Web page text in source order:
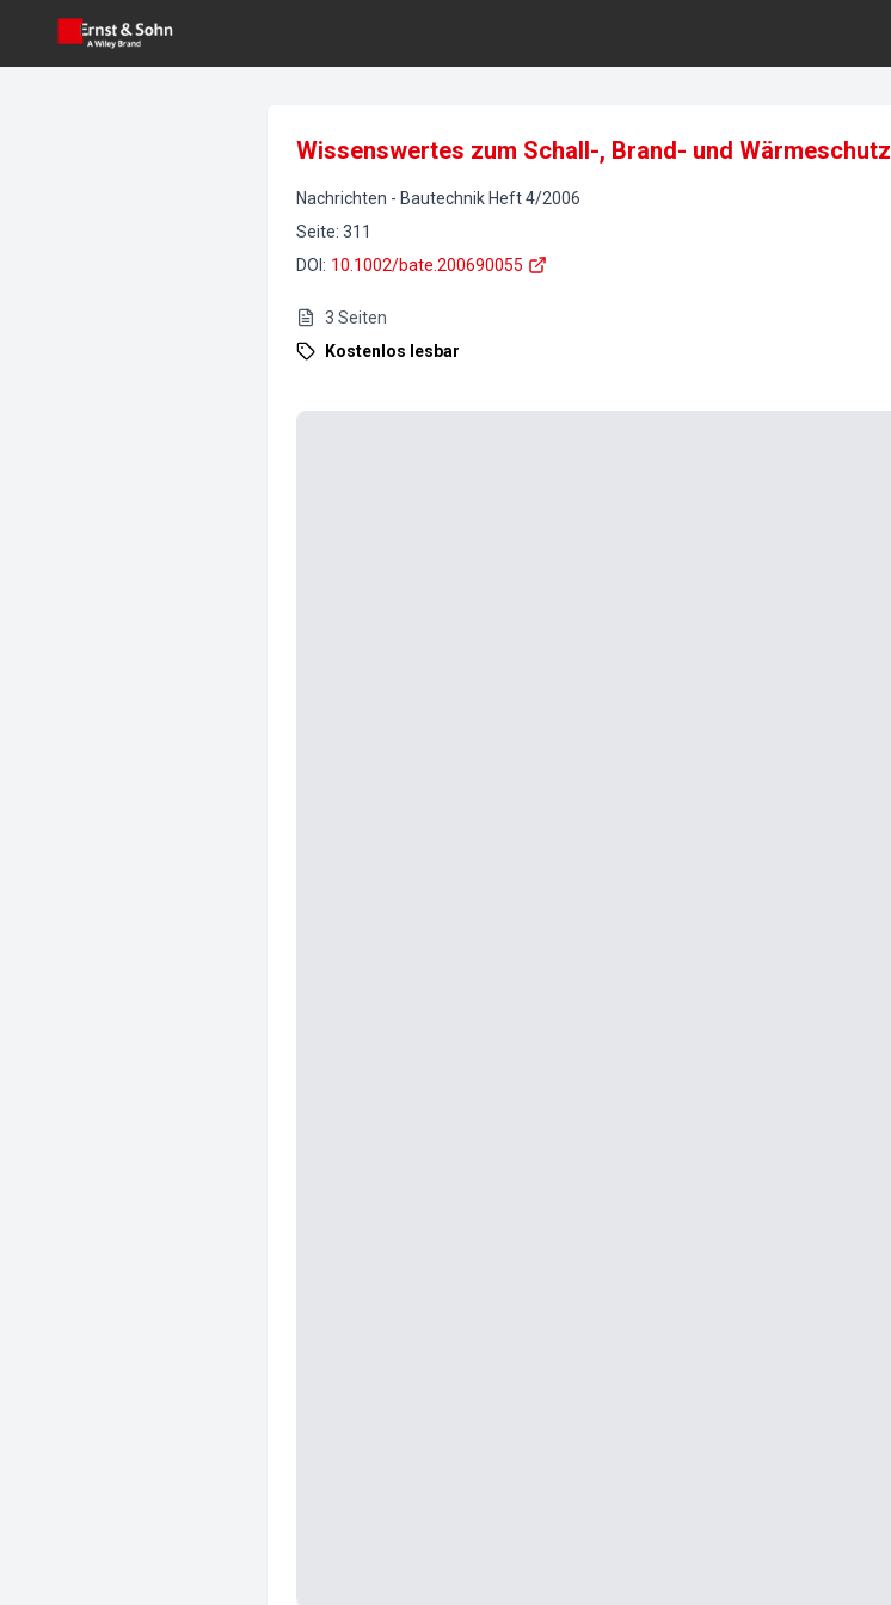
Wissenswertes zum Schall-, Brand- und Wärmeschutz
Nachrichten - Bautechnik Heft4/2006
Seite: 311
DOI : 10.1002/bate.200690055
3 Seiten
Kostenlos lesbar